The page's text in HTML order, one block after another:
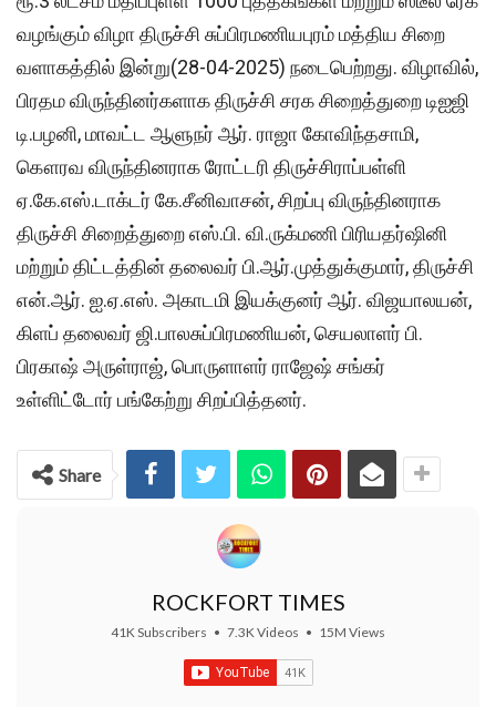
வழங்கும் விழா திருச்சி சுப்பிரமணியபுரம் மத்திய சிறை
வளாகத்தில் இன்று(28-04-2025) நடைபெற்றது. விழாவில்,
பிரதம விருந்தினர்களாக திருச்சி சரக சிறைத்துறை டிஐஜி
டி.பழனி, மாவட்ட ஆளுநர் ஆர். ராஜா கோவிந்தசாமி,
கௌரவ விருந்தினராக ரோட்டரி திருச்சிராப்பள்ளி
ஏ.கே.எஸ்.டாக்டர் கே.சீனிவாசன், சிறப்பு விருந்தினராக
திருச்சி சிறைத்துறை எஸ்.பி. வி.ருக்மணி பிரியதர்ஷினி
மற்றும் திட்டத்தின் தலைவர் பி.ஆர்.முத்துக்குமார், திருச்சி
என்.ஆர். ஐ.ஏ.எஸ். அகாடமி இயக்குனர் ஆர். விஜயாலயன்,
கிளப் தலைவர் ஜி.பாலசுப்பிரமணியன், செயலாளர் பி.
பிரகாஷ் அருள்ராஜ், பொருளாளர் ராஜேஷ் சங்கர்
உள்ளிட்டோர் பங்கேற்று சிறப்பித்தனர்.
Share
ROCKFORT TIMES
41K Subscribers • 7.3K Videos • 15M Views